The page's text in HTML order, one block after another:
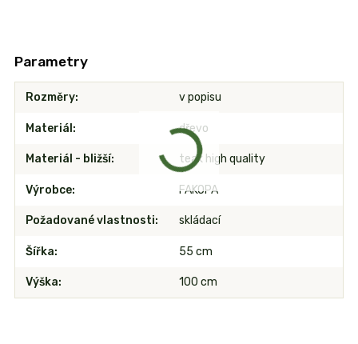
Parametry
Rozměry v popisu
Materiál dřevo
Materiál - bližší teak high quality
Výrobce FAKOPA
Požadované vlastnosti skládací
Šířka 55 cm
Výška 100 cm